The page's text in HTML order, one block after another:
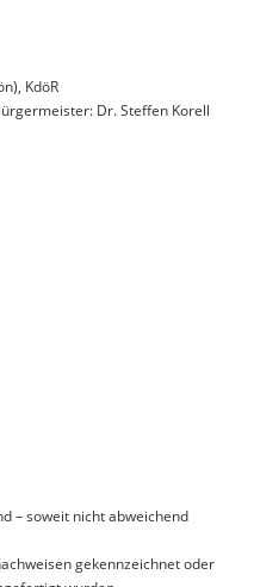
KdöR
Dr. Steffen Korell
– soweit nicht abweichend
gekennzeichnet oder